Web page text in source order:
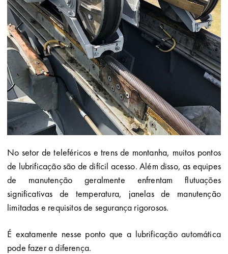
No setor de teleféricos e trens de montanha, muitos pontos
de lubrificação são de difícil acesso. Além disso, as equipes
de manutenção geralmente enfrentam flutuações
significativas de temperatura, janelas de manutenção
limitadas e requisitos de segurança rigorosos.
É exatamente nesse ponto que a lubrificação automática
pode fazer a diferença.